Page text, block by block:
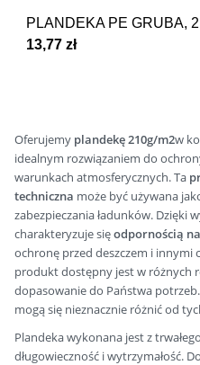
PLANDEKA PE GRUBA,
13,77 zł
Oferujemy plandekę 210g/m2w
idealnym rozwiązaniem do
warunkach atmosferycznych. Ta
techniczna może być używana
zabezpieczania ładunków. Dzięki
charakteryzuje sięodpornością
ochronę przed deszczem i innymi
produkt dostępny jest w różnych
dopasowanie do Państwa
mogą się nieznacznie różnić od
Plandeka wykonana jest z trwałego
długowieczność i wytrzymałość.